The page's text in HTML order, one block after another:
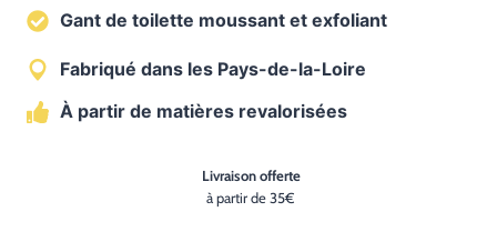
2
1
–
Gant de toilette moussant et exfoliant
Fabriqué dans les Pays-de-la-Loire
À partir de matières revalorisées
Livraison offerte
à partir de 35€